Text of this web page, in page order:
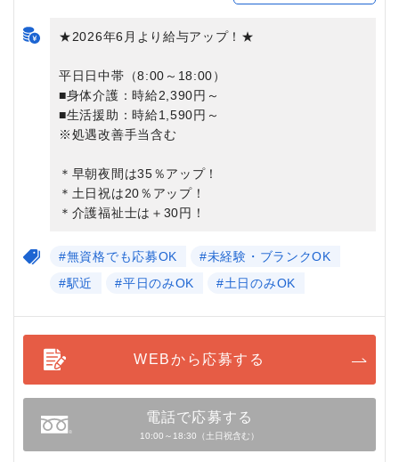
★2026年6月より給与アップ！★
平日日中帯（8:00～18:00）
■身体介護：時給2,390円～
■生活援助：時給1,590円～
※処遇改善手当含む
＊早朝夜間は35％アップ！
＊土日祝は20％アップ！
＊介護福祉士は＋30円！
#無資格でも応募OK
#未経験・ブランクOK
#駅近
#平日のみOK #土日のみOK
WEBから応募する
電話で応募する
10:00～18:30（土日祝含む）